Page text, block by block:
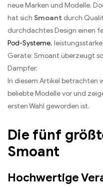
neue Marken und Modelle.
hat sich Smoant durch
durchdachtes Design einen
Pod-Systeme,
Geräte: Smoant überzeugt
Dampfer.
In diesem Artikel betrachten
beliebte Modelle vor und
ersten Wahl geworden ist.
Die fünf
Smoant
Hochwertige